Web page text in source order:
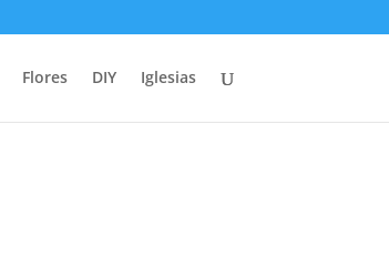
Flores DIY Iglesias